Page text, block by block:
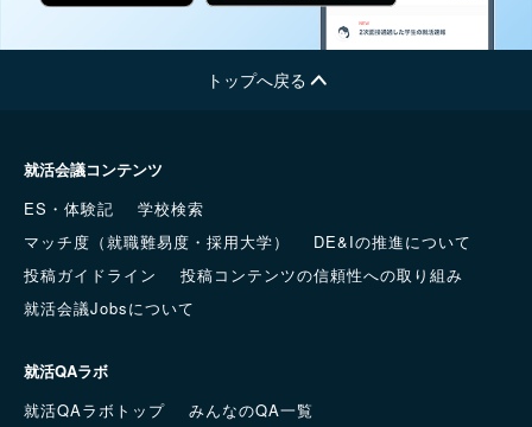
トップへ戻る
就活会議コンテンツ
ES・体験記
学校検索
マッチ度（就職難易度・採用大学）
DE&Iの推進について
投稿ガイドライン
投稿コンテンツの信頼性への取り組み
就活会議Jobsについて
就活QAラボ
就活QAラボトップ
みんなのQA一覧